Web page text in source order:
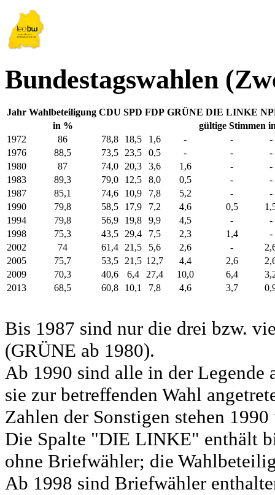
Bundestagswahlen
Jahr Wahlbeteiligung CDU SPD FDP GRÜNE DIE LINKE
in %
gültige Stimmen
1972
86 78,8 18,5 1,6 - -
-
1976
88,5 73,5 23,5 0,5 - -
-
1980
87 74,0 20,3 3,6 1,6 -
-
1983
89,3 79,0 12,5 8,0 0,5 -
-
1987
85,1 74,6 10,9 7,8 5,2 -
-
1990
79,8 58,5 17,9 7,2 4,6 0,5
1994
79,8 56,9 19,8 9,9 4,5 -
-
1998
75,3 43,5 29,4 7,5 2,3 1,4
-
2002
74 61,4 21,5 5,6 2,6 -
2005
75,7 53,5 21,5 12,7 4,4 2,6
2009
70,3 40,6 6,4 27,4 10,0 6,4
2013
68,5 60,8 10,1 7,8 4,6 3,7
Bis 1987 sind nur die drei bzw.
(GRÜNE ab 1980).
Ab 1990 sind alle in der Legende
sie zur betreffenden Wahl
Zahlen der Sonstigen stehen
Die Spalte "DIE LINKE" enthält
ohne Briefwähler; die
Ab 1998 sind Briefwähler